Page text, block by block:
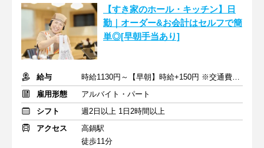
【すき家のホール・キッチン】日
勤｜オーダー&お会計はセルフで簡
単◎[早朝手当あり]
給与
時給1130円～【早朝】時給+150円 ※交通費支給
雇用形態
アルバイト・パート
シフト
週2日以上 1日2時間以上
アクセス
高鍋駅
徒歩11分